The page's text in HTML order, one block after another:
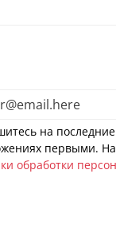
на
первыми.
обработки